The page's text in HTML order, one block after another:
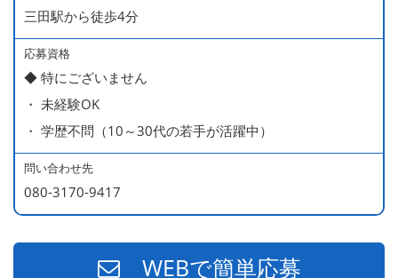
三田駅から徒歩4分
応募資格
◆ 特にございません
・ 未経験OK
・ 学歴不問（10～30代の若手が活躍中）
問い合わせ先
080-3170-9417
WEBで簡単応募